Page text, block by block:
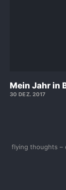
Mein Jahr in
30 DEZ. 2017
flying thoughts –